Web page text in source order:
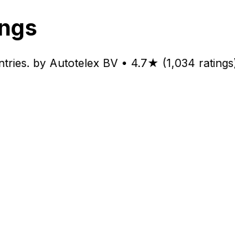
by Autotelex BV • 4.7★ (1,034